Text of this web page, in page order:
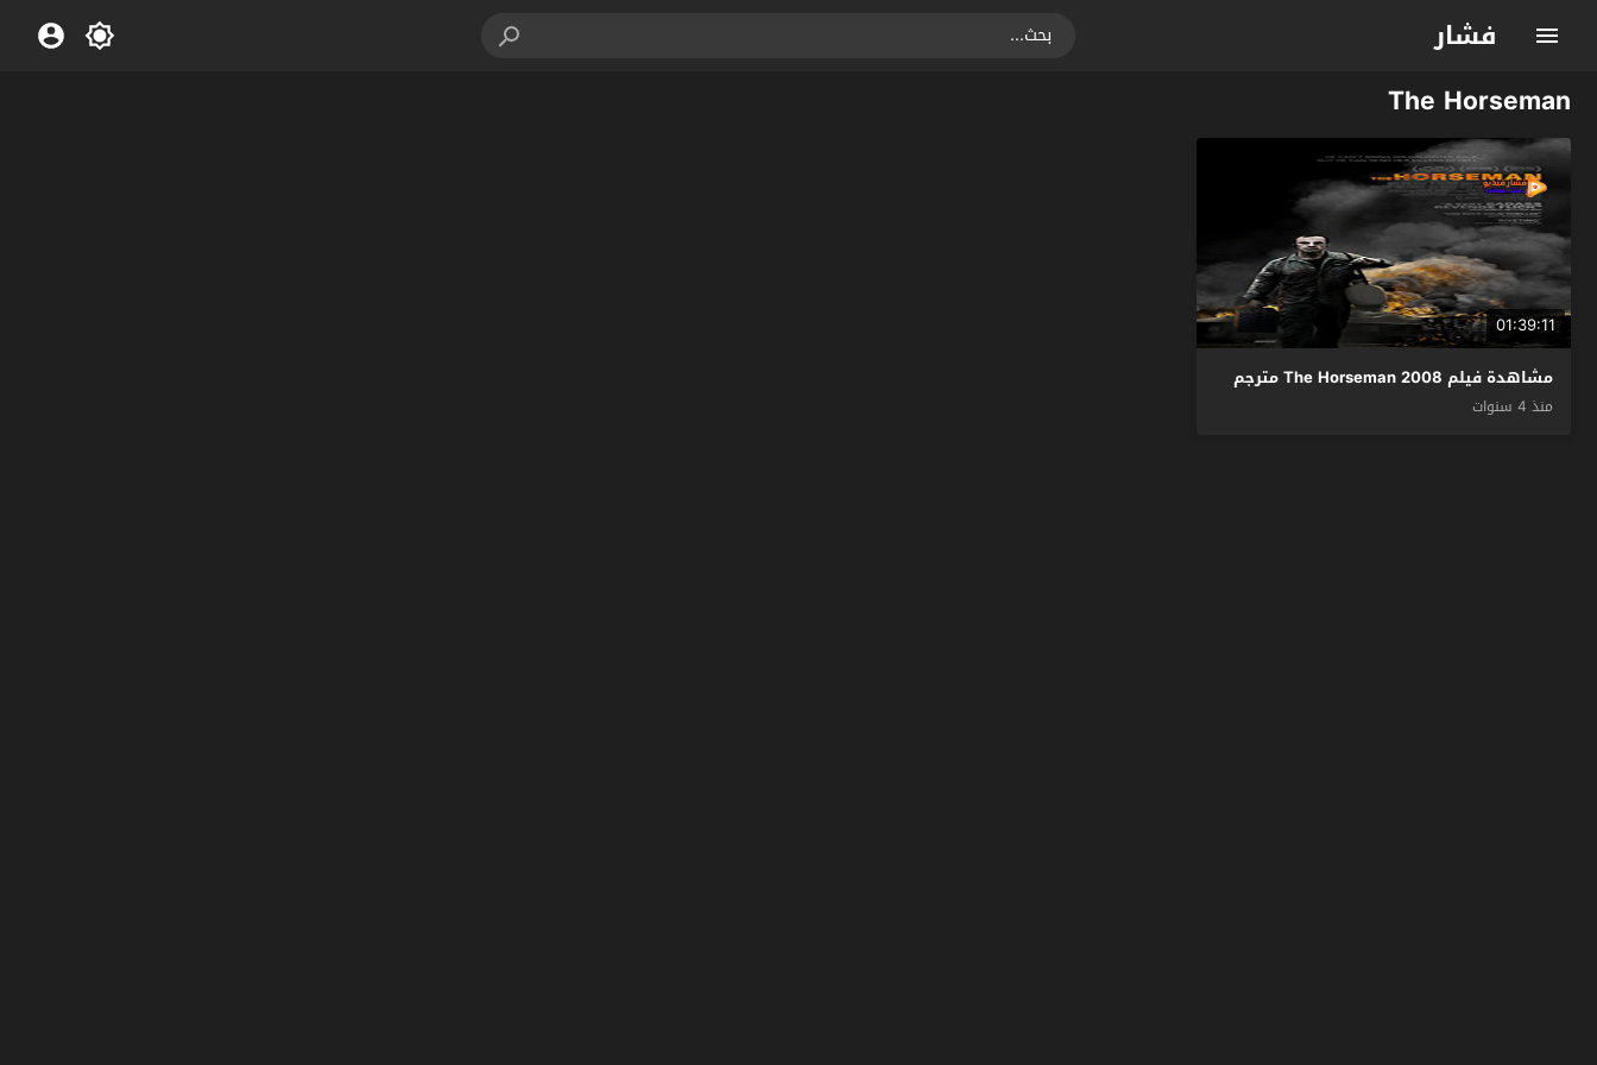
فشار
The Horseman
01:39:11
مشاهدة فيلم The Horseman 2008 مترجم
منذ 4 سنوات